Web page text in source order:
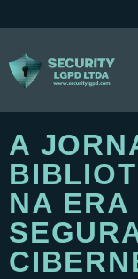
A
NA ERA